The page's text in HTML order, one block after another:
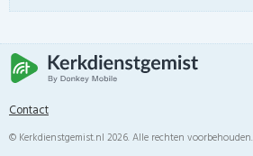
Contact
© Kerkdienstgemist.nl 2026. Alle rechten voorbehouden.